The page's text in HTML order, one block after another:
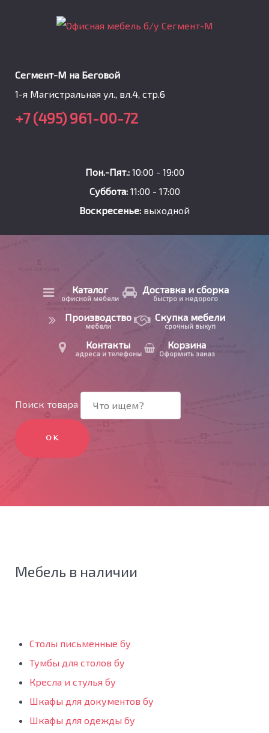
Сегмент-М на Беговой
1-я Магистральная ул., вл.4, стр.6
+7 (495) 961-00-72
Пон.-Пят.: 10:00 - 19:00
Суббота:11:00 - 17:00
Воскресенье: выходной
Каталог
офисной мебели
Доставка и сборка
быстро и недорого
Производство
мебели
Скупка мебели
срочный выкуп
Контакты
адреса и телефоны
Корзина
Оформить заказ
Поиск товара
ОК
Мебель в наличии
Столы письменные бу
Тумбы для столов бу
Кресла и стулья бу
Шкафы для документов бу
Шкафы для одежды бу